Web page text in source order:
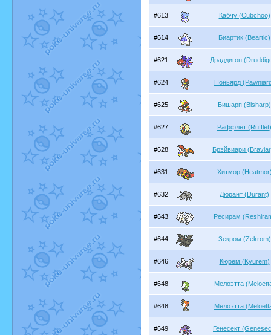
#613 Кабчу (Cubchoo)
#614 Биартик (Beartic)
#621 Драддигон
#624 Поньярд
#625 Бишарп (Bisharp)
#627 Раффлет (Rufflet)
#628 Брэйвиари
#631 Хитмор
#632 Дюрант (Durant)
#643 Ресирам
#644 Зекром (Zekrom)
#646 Кюрем (Kyurem)
#648 Мелоэтта
#648 Мелоэтта
#649 Генесект